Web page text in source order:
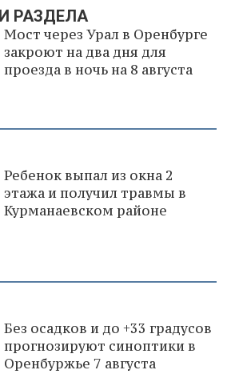
РАЗДЕЛА
Мост через Урал в Оренбурге
закроют на два дня для
проезда в ночь на 8 августа
Ребенок выпал из окна 2
этажа и получил травмы в
Курманаевском районе
Без осадков и до +33 градусов
прогнозируют синоптики в
Оренбуржье 7 августа